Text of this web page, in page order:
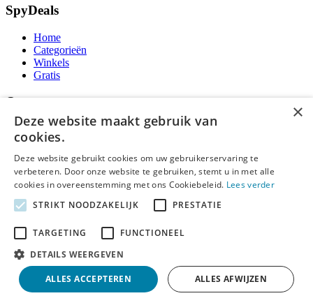
SpyDeals
Home
Categorieën
Winkels
Gratis
Over ons
Over ons
Contact
Publicatieregels
Legal
Privacy
Algemene Voorwaarden
Notice and Takedown
Copyright ©SpyDeals 2026. Alle rechten voorbehouden.
×
Deze website maakt gebruik van
cookies.
Deze website gebruikt cookies om uw gebruikerservaring te
verbeteren. Door onze website te gebruiken, stemt u in met alle
cookies in overeenstemming met ons Cookiebeleid. Lees verder
STRIKT NOODZAKELIJK
PRESTATIE
TARGETING
FUNCTIONEEL
DETAILS WEERGEVEN
ALLES ACCEPTEREN ALLES AFWIJZEN